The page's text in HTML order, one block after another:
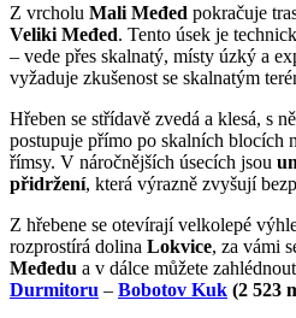
Z vrcholu Mali Međed pokračuje
Veliki Međed. Tento úsek je
– vede přes skalnatý, místy úzký a
vyžaduje zkušenost se skalnatým
Hřeben se střídavě zvedá a klesá, s
postupuje přímo po skalních blocích
římsy. V náročnějších úsecích jsou
přidržení, která výrazně zvyšují
Z hřebene se otevírají velkolepé
rozprostírá dolina Lokvice, za vámi
Međedu a v dálce můžete
Durmitoru – Bobotov Kuk (2 523